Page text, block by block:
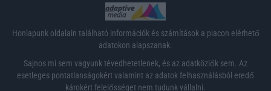
Honlapunk oldalain található információk és számítások a piacon elérhető
adatokon alapszanak.
Sajnos mi sem vagyunk tévedhetetlenek, és az adatközlők sem. Az
esetleges pontatlanságokért valamint az adatok felhasználásból eredő
károkért felelősséget nem tudunk vállalni.